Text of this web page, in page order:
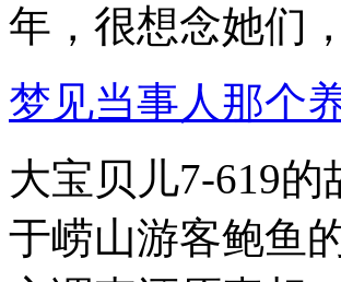
年，很想念她们
梦见当事人那个
大宝贝儿7-619
于崂山游客鲍鱼